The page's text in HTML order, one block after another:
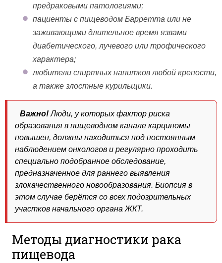
предраковыми патологиями;
пациенты с пищеводом Барретта или не
заживающими длительное время язвами
диабетического, лучевого или трофического
характера;
любители спиртных напитков любой крепости,
а также злостные курильщики.
Важно!Люди, у которых фактор риска
образования в пищеводном канале карциномы
повышен, должны находиться под постоянным
наблюдением онкологов и регулярно проходить
специально подобранное обследование,
предназначенное для раннего выявления
злокачественного новообразования. Биопсия в
этом случае берётся со всех подозрительных
участков начального органа ЖКТ.
Методы диагностики рака
пищевода